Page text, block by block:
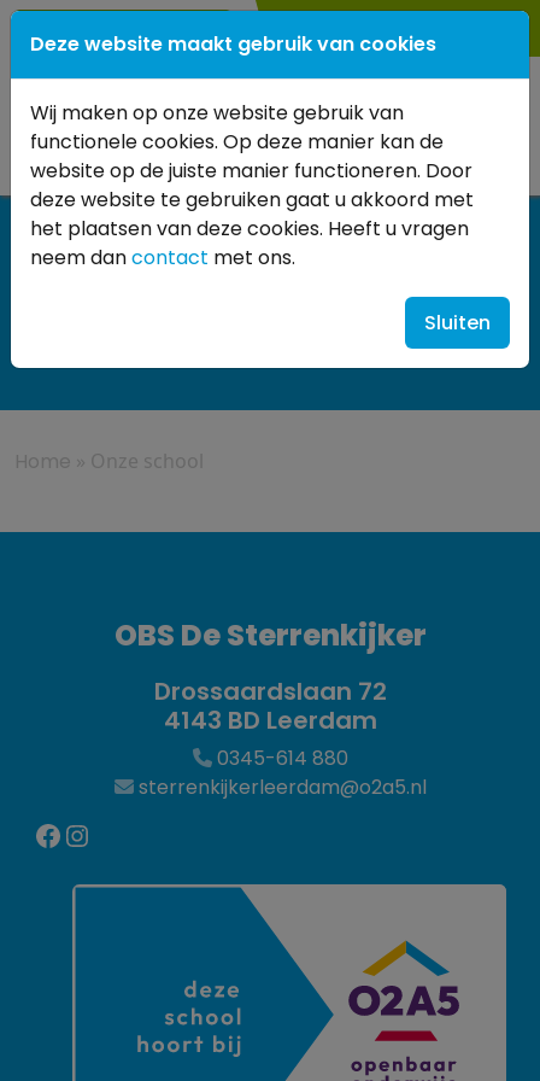
0345- 614 880
Home » Onze school
OBS De Sterrenkijker
Drossaardslaan 72
4143 BD Leerdam
0345-614 880
sterrenkijkerleerdam@o2a5.nl
Facebook Instagram
Deze website maakt gebruik van cookies
Wij maken op onze website gebruik van
functionele cookies. Op deze manier kan de
website op de juiste manier functioneren. Door
deze website te gebruiken gaat u akkoord met
het plaatsen van deze cookies. Heeft u vragen
neem dancontact met ons.
Sluiten